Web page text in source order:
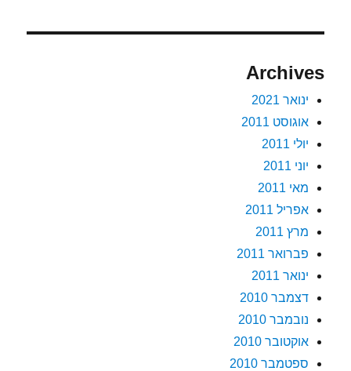
Archives
ינואר 2021
אוגוסט 2011
יולי 2011
יוני 2011
מאי 2011
אפריל 2011
מרץ 2011
פברואר 2011
ינואר 2011
דצמבר 2010
נובמבר 2010
אוקטובר 2010
ספטמבר 2010